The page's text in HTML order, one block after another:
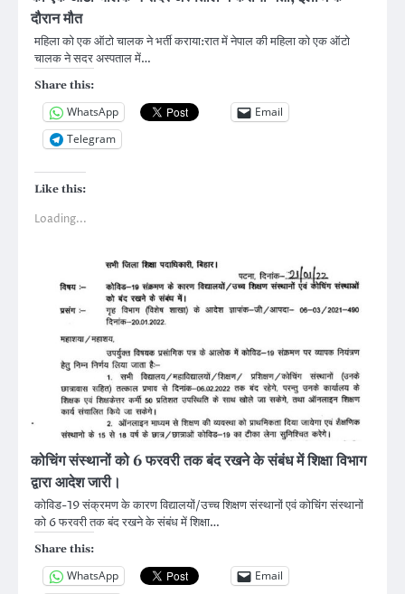
दौरान मौत
महिला को एक ऑटो चालक ने भर्ती कराया:रात में नेपाल की महिला को एक ऑटो
चालक ने सदर अस्पताल में…
Share this:
WhatsApp
Email
Telegram
Like this:
Loading...
कोचिंग संस्थानों को 6 फरवरी तक बंद रखने के संबंध में शिक्षा विभाग
द्वारा आदेश जारी।
कोविड-19 संक्रमण के कारण विद्यालयों/उच्च शिक्षण संस्थानों एवं कोचिंग संस्थानों
को 6 फरवरी तक बंद रखने के संबंध में शिक्षा…
Share this:
WhatsApp
Email